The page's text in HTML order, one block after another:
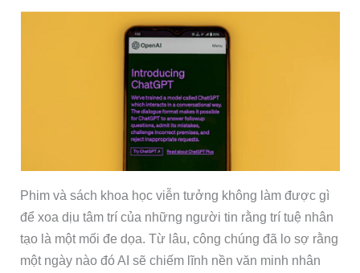
Phim và sách khoa học viễn tưởng không làm được gì
để xoa dịu tâm trí của những người tin rằng trí tuệ nhân
tạo là một mối đe dọa. Từ lâu, công chúng đã lo sợ rằng
một ngày nào đó AI sẽ chiếm lĩnh nền văn minh nhân